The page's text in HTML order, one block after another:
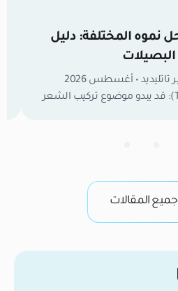
نموه المختلفة: دليل
بقلم البروفيسور د. سونير تاتليديد • أغسطس 2026
الخلاصة السريعة (TL;DR): قد يبدو موضوع تركيب الشعر
معلومات عامة، بل هو
نعتبر أن المعرفة الدقيقة […]
جميع المقالات